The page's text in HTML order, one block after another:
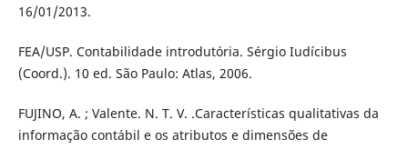
16/01/2013.
FEA/USP. Contabilidade introdutória. Sérgio Iudícibus
(Coord.). 10 ed. São Paulo: Atlas, 2006.
FUJINO, A. ; Valente. N. T. V. .Características qualitativas da
informação contábil e os atributos e dimensões de